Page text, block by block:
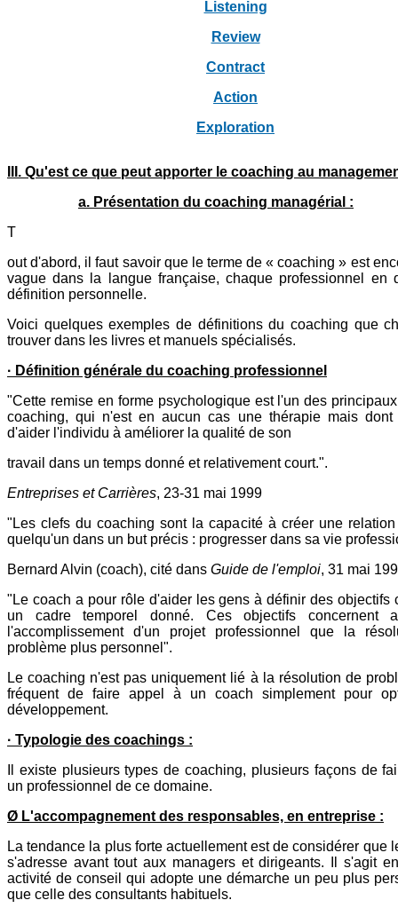
Listening
Review
Contract
Action
Exploration
III. Qu'est ce que peut apporter le coaching au
a. Présentation du coaching managérial :
T
out d'abord, il faut savoir que le terme de « coaching » est
vague dans la langue française, chaque professionnel en
définition personnelle.
Voici quelques exemples de définitions du coaching que
trouver dans les livres et manuels spécialisés.
· Définition générale du coaching professionnel
"Cette remise en forme psychologique est l'un des
coaching, qui n'est en aucun cas une thérapie mais
d'aider l'individu à améliorer la qualité de son
travail dans un temps donné et relativement court.".
Entreprises et Carrières, 23-31 mai 1999
"Les clefs du coaching sont la capacité à créer une
quelqu'un dans un but précis : progresser dans sa vie
Bernard Alvin (coach), cité dans Guide de l'emploi, 31 mai
"Le coach a pour rôle d'aider les gens à définir des objectifs
un cadre temporel donné. Ces objectifs concernent
l'accomplissement d'un projet professionnel que la
problème plus personnel".
Le coaching n'est pas uniquement lié à la résolution de
fréquent de faire appel à un coach simplement pour
développement.
· Typologie des coachings :
Il existe plusieurs types de coaching, plusieurs façons de
un professionnel de ce domaine.
Ø L'accompagnement des responsables, en entreprise :
La tendance la plus forte actuellement est de considérer que
s'adresse avant tout aux managers et dirigeants. Il s'agit
activité de conseil qui adopte une démarche un peu plus
que celle des consultants habituels.